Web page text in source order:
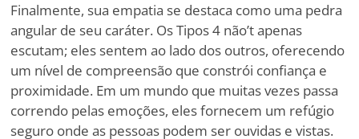
Finalmente, sua empatia se destaca como uma pedra
angular de seu caráter. Os Tipos 4 não’t apenas
escutam; eles sentem ao lado dos outros, oferecendo
um nível de compreensão que constrói confiança e
proximidade. Em um mundo que muitas vezes passa
correndo pelas emoções, eles fornecem um refúgio
seguro onde as pessoas podem ser ouvidas e vistas.